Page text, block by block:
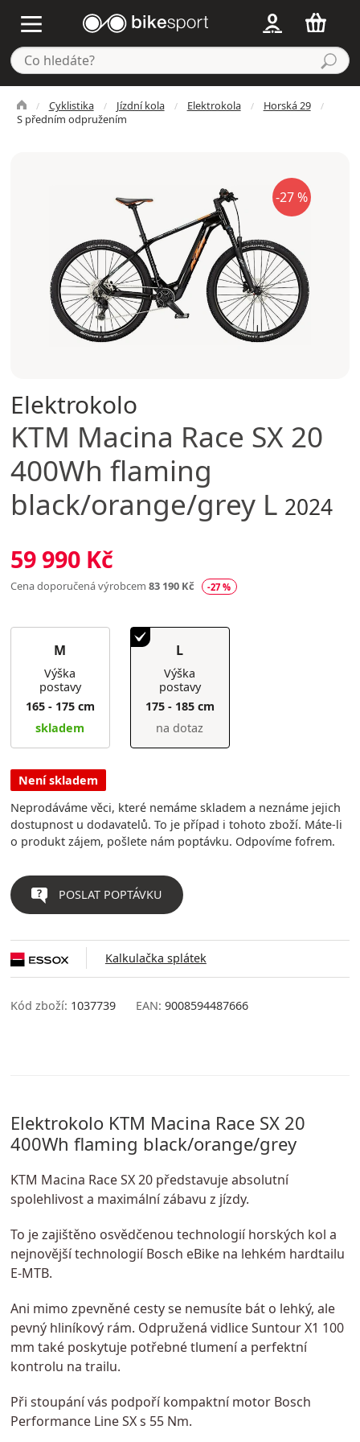
Cyklistika Jízdní kola Elektrokola
Horská 29
S předním odpružením
-27 %
Elektrokolo
KTM Macina Race SX 20
400Wh flaming
black/orange/grey L 2024
59 990 Kč
Cena doporučená výrobcem 83 190 Kč -27 %
M
Výška
postavy
165 - 175 cm
skladem
L
Výška
postavy
175 - 185 cm
na dotaz
Není skladem
Neprodáváme věci, které nemáme skladem a neznáme jejich
dostupnost u dodavatelů. To je případ i tohoto zboží. Máte-li
o produkt zájem, pošlete nám poptávku. Odpovíme fofrem.
POSLAT POPTÁVKU
Kalkulačka splátek
Kód zboží: 1037739 EAN: 9008594487666
Elektrokolo KTM Macina Race SX 20
400Wh flaming black/orange/grey
KTM Macina Race SX 20 představuje absolutní
spolehlivost a maximální zábavu z jízdy.
To je zajištěno osvědčenou technologií horských kol a
nejnovější technologií Bosch eBike na lehkém hardtailu
E-MTB.
Ani mimo zpevněné cesty se nemusíte bát o lehký, ale
pevný hliníkový rám. Odpružená vidlice Suntour X1 100
mm také poskytuje potřebné tlumení a perfektní
kontrolu na trailu.
Při stoupání vás podpoří kompaktní motor Bosch
Performance Line SX s 55 Nm.